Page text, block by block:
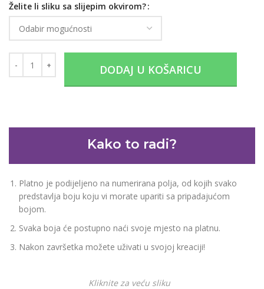
Želite li sliku sa slijepim okvirom?
DODAJ U KOŠARICU
Kako to radi?
Platno je podijeljeno na numerirana polja, od kojih svako
predstavlja boju koju vi morate upariti sa pripadajućom
bojom.
Svaka boja će postupno naći svoje mjesto na platnu.
Nakon završetka možete uživati u svojoj kreaciji!
Kliknite za veću sliku